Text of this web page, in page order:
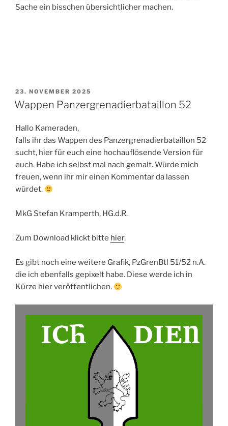
Sache ein bisschen übersichtlicher machen.
VERÖFFENTLICHT
AM
23. NOVEMBER 2025
Wappen Panzergrenadierbataillon 52
Hallo Kameraden,
falls ihr das Wappen des Panzergrenadierbataillon 52
sucht, hier für euch eine hochauflösende Version für
euch. Habe ich selbst mal nach gemalt. Würde mich
freuen, wenn ihr mir einen Kommentar da lassen
würdet.
MkG Stefan Kramperth, HG.d.R.
Zum Download klickt bitte hier.
Es gibt noch eine weitere Grafik, PzGrenBtl 51/52 n.A.
die ich ebenfalls gepixelt habe. Diese werde ich in
Kürze hier veröffentlichen.